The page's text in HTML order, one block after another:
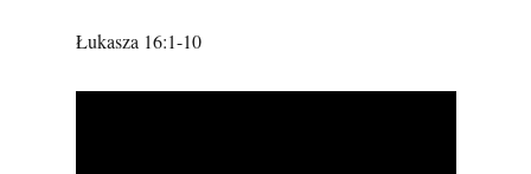
Łukasza 16:1-10